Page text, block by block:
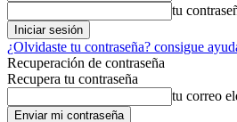
tu
¿Olvidaste tu contraseña? consigue
Recuperación de contraseña
Recupera tu contraseña
tu correo